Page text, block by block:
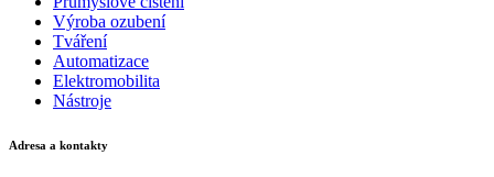
Výroba ozubení
Tváření
Automatizace
Elektromobilita
Nástroje
Adresa a kontakty